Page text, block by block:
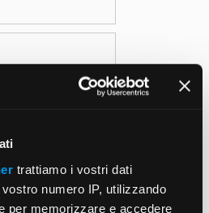
trattiamo i vostri dati
numero IP, utilizzando
per memorizzare e accedere
e sito web in questo